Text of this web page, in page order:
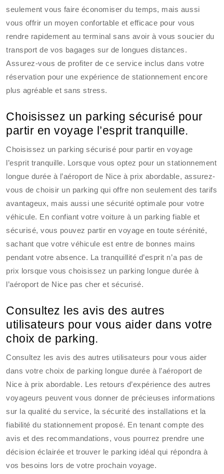
seulement vous faire économiser du temps, mais aussi
vous offrir un moyen confortable et efficace pour vous
rendre rapidement au terminal sans avoir à vous soucier du
transport de vos bagages sur de longues distances.
Assurez-vous de profiter de ce service inclus dans votre
réservation pour une expérience de stationnement encore
plus agréable et sans stress.
Choisissez un parking sécurisé pour
partir en voyage l’esprit tranquille.
Choisissez un parking sécurisé pour partir en voyage
l’esprit tranquille. Lorsque vous optez pour un stationnement
longue durée à l’aéroport de Nice à prix abordable, assurez-
vous de choisir un parking qui offre non seulement des tarifs
avantageux, mais aussi une sécurité optimale pour votre
véhicule. En confiant votre voiture à un parking fiable et
sécurisé, vous pouvez partir en voyage en toute sérénité,
sachant que votre véhicule est entre de bonnes mains
pendant votre absence. La tranquillité d’esprit n’a pas de
prix lorsque vous choisissez un parking longue durée à
l’aéroport de Nice pas cher et sécurisé.
Consultez les avis des autres
utilisateurs pour vous aider dans votre
choix de parking.
Consultez les avis des autres utilisateurs pour vous aider
dans votre choix de parking longue durée à l’aéroport de
Nice à prix abordable. Les retours d’expérience des autres
voyageurs peuvent vous donner de précieuses informations
sur la qualité du service, la sécurité des installations et la
fiabilité du stationnement proposé. En tenant compte des
avis et des recommandations, vous pourrez prendre une
décision éclairée et trouver le parking idéal qui répondra à
vos besoins lors de votre prochain voyage.